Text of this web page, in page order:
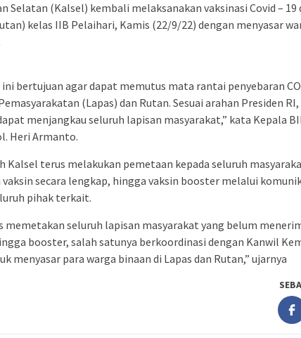
Selatan (Kalsel) kembali melaksanakan vaksinasi Covid – 19
kelas IIB Pelaihari, Kamis (22/9/22) dengan menyasar
bertujuan agar dapat memutus mata rantai penyebaran
(Lapas) dan Rutan. Sesuai arahan Presiden
menjangkau seluruh lapisan masyarakat,” kata Kepala
Heri Armanto.
Kalsel terus melakukan pemetaan kepada seluruh
secara lengkap, hingga vaksin booster melalui
pihak terkait.
memetakan seluruh lapisan masyarakat yang belum
booster, salah satunya berkoordinasi dengan Kanwil
menyasar para warga binaan di Lapas dan Rutan,” ujarnya